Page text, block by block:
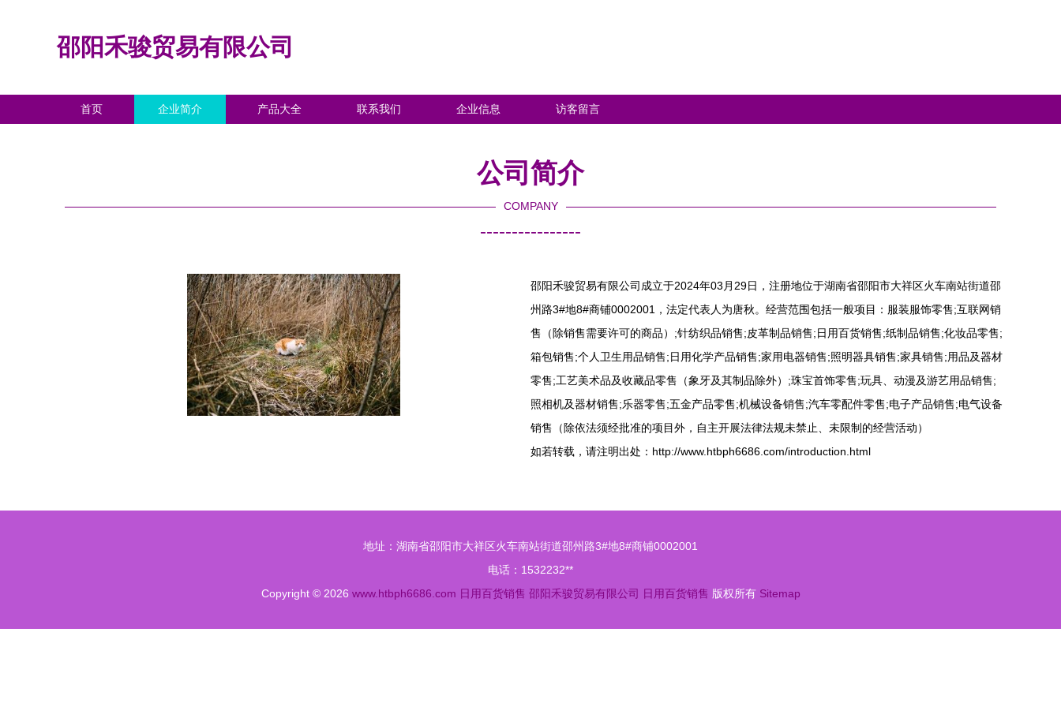
邵阳禾骏贸易有限公司
首页 企业简介 产品大全 联系我们 企业信息 访客留言
公司简介
COMPANY
----------------
邵阳禾骏贸易有限公司成立于2024年03月29日，注册地位于湖南省邵阳市大祥区火车南站街道邵
州路3#地8#商铺0002001，法定代表人为唐秋。经营范围包括一般项目：服装服饰零售;互联网销
售（除销售需要许可的商品）;针纺织品销售;皮革制品销售;日用百货销售;纸制品销售;化妆品零售;
箱包销售;个人卫生用品销售;日用化学产品销售;家用电器销售;照明器具销售;家具销售;用品及器材
零售;工艺美术品及收藏品零售（象牙及其制品除外）;珠宝首饰零售;玩具、动漫及游艺用品销售;
照相机及器材销售;乐器零售;五金产品零售;机械设备销售;汽车零配件零售;电子产品销售;电气设备
销售（除依法须经批准的项目外，自主开展法律法规未禁止、未限制的经营活动）
如若转载，请注明出处：http://www.htbph6686.com/introduction.html
地址：湖南省邵阳市大祥区火车南站街道邵州路3#地8#商铺0002001
电话：1532232**
Copyright © 2026 www.htbph6686.com 日用百货销售 邵阳禾骏贸易有限公司 日用百货销售 版权所有 Sitemap